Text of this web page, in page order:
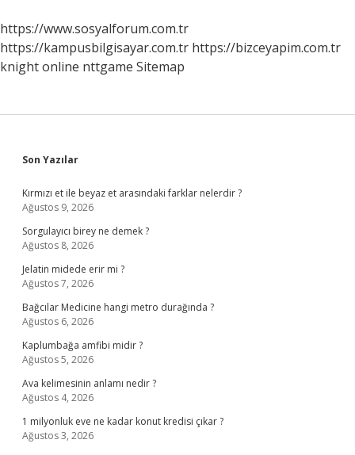
https://www.sosyalforum.com.tr
https://kampusbilgisayar.com.tr https://bizceyapim.com.tr
knight online nttgame Sitemap
Sidebar
Son Yazılar
Kırmızı et ile beyaz et arasındaki farklar nelerdir ?
Ağustos 9, 2026
Sorgulayıcı birey ne demek ?
Ağustos 8, 2026
Jelatin midede erir mi ?
Ağustos 7, 2026
Bağcılar Medicine hangi metro durağında ?
Ağustos 6, 2026
Kaplumbağa amfibi midir ?
Ağustos 5, 2026
Ava kelimesinin anlamı nedir ?
Ağustos 4, 2026
1 milyonluk eve ne kadar konut kredisi çıkar ?
Ağustos 3, 2026